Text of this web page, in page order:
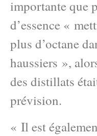
importante que
d’essence «
plus d’octane
haussiers »,
des distillats
prévision.
« Il est